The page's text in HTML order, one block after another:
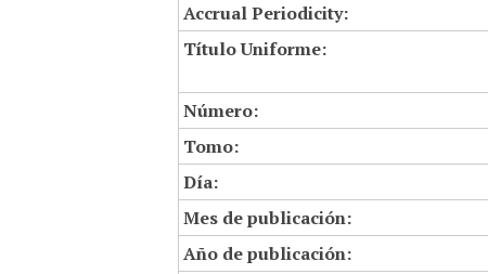
Accrual Periodicity:
Título Uniforme:
Número:
Tomo:
Día:
Mes de publicación:
Año de publicación: